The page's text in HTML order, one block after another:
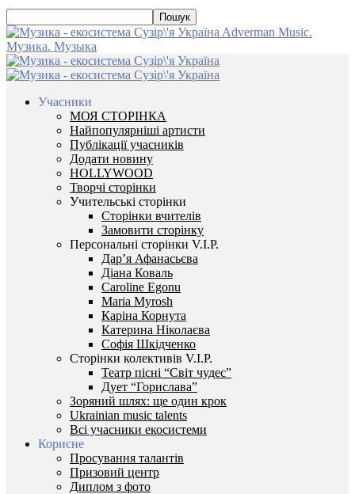
Adverman Music.
Музика. Музыка
Учасники
МОЯ СТОРІНКА
Найпопулярніші артисти
Публікації учасників
Додати новину
HOLLYWOOD
Творчі сторінки
Учительські сторінки
Сторінки вчителів
Замовити сторінку
Персональні сторінки V.I.P.
Дар’я Афанасьєва
Діана Коваль
Caroline Egonu
Maria Myrosh
Каріна Корнута
Катерина Ніколаєва
Софія Шкідченко
Сторінки колективів V.I.P.
Театр пісні “Світ чудес”
Дует “Горислава”
Зоряний шлях: ще один крок
Ukrainian music talents
Всі учасники екосистеми
Корисне
Просування талантів
Призовий центр
Диплом з фото